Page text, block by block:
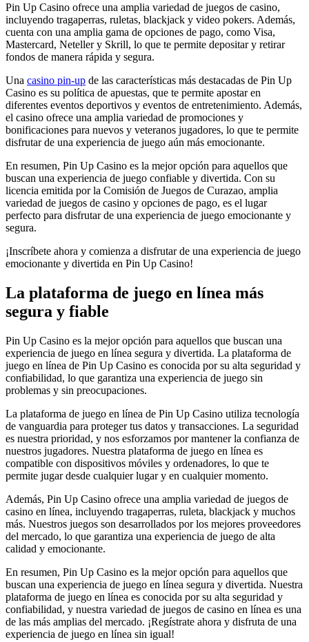
Pin Up Casino ofrece una amplia variedad de juegos de casino,
incluyendo tragaperras, ruletas, blackjack y video pokers. Además,
cuenta con una amplia gama de opciones de pago, como Visa,
Mastercard, Neteller y Skrill, lo que te permite depositar y retirar
fondos de manera rápida y segura.
Una casino pin-up de las características más destacadas de Pin Up
Casino es su política de apuestas, que te permite apostar en
diferentes eventos deportivos y eventos de entretenimiento. Además,
el casino ofrece una amplia variedad de promociones y
bonificaciones para nuevos y veteranos jugadores, lo que te permite
disfrutar de una experiencia de juego aún más emocionante.
En resumen, Pin Up Casino es la mejor opción para aquellos que
buscan una experiencia de juego confiable y divertida. Con su
licencia emitida por la Comisión de Juegos de Curazao, amplia
variedad de juegos de casino y opciones de pago, es el lugar
perfecto para disfrutar de una experiencia de juego emocionante y
segura.
¡Inscríbete ahora y comienza a disfrutar de una experiencia de juego
emocionante y divertida en Pin Up Casino!
La plataforma de juego en línea más
segura y fiable
Pin Up Casino es la mejor opción para aquellos que buscan una
experiencia de juego en línea segura y divertida. La plataforma de
juego en línea de Pin Up Casino es conocida por su alta seguridad y
confiabilidad, lo que garantiza una experiencia de juego sin
problemas y sin preocupaciones.
La plataforma de juego en línea de Pin Up Casino utiliza tecnología
de vanguardia para proteger tus datos y transacciones. La seguridad
es nuestra prioridad, y nos esforzamos por mantener la confianza de
nuestros jugadores. Nuestra plataforma de juego en línea es
compatible con dispositivos móviles y ordenadores, lo que te
permite jugar desde cualquier lugar y en cualquier momento.
Además, Pin Up Casino ofrece una amplia variedad de juegos de
casino en línea, incluyendo tragaperras, ruleta, blackjack y muchos
más. Nuestros juegos son desarrollados por los mejores proveedores
del mercado, lo que garantiza una experiencia de juego de alta
calidad y emocionante.
En resumen, Pin Up Casino es la mejor opción para aquellos que
buscan una experiencia de juego en línea segura y divertida. Nuestra
plataforma de juego en línea es conocida por su alta seguridad y
confiabilidad, y nuestra variedad de juegos de casino en línea es una
de las más amplias del mercado. ¡Regístrate ahora y disfruta de una
experiencia de juego en línea sin igual!